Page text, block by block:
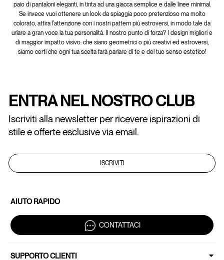
paio di pantaloni eleganti, in tinta ad una giacca semplice e dalle linee minimal.
Se invece vuoi ottenere un look da spiaggia poco pretenzioso ma molto
colorato, attira l'attenzione con i nostri pattern più estroversi, in modo tale da
urlare a gran voce la tua personalità. Il nostro punto di forza? I design migliori e
di maggior impatto visivo: che siano geometrici o più creativi ed estroversi,
siamo certi che ogni tua scelta farà parlare di te e del tuo senso estetico!
ENTRA NEL NOSTRO CLUB
Iscriviti alla newsletter per ricevere ispirazioni di
stile e offerte esclusive via email.
ISCRIVITI
AIUTO RAPIDO
CONTATTACI
SUPPORTO CLIENTI